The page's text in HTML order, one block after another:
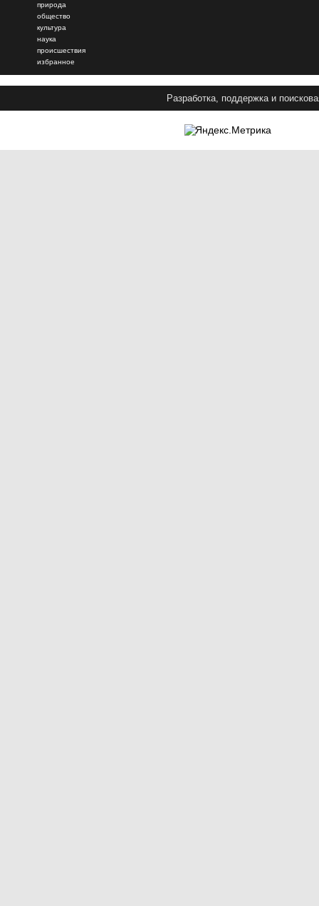
природа
общество
культура
наука
происшествия
избранное
Разработка, поддержка и